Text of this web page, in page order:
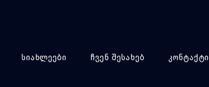
სიახლეები ჩვენ შესახებ კონტაქტი